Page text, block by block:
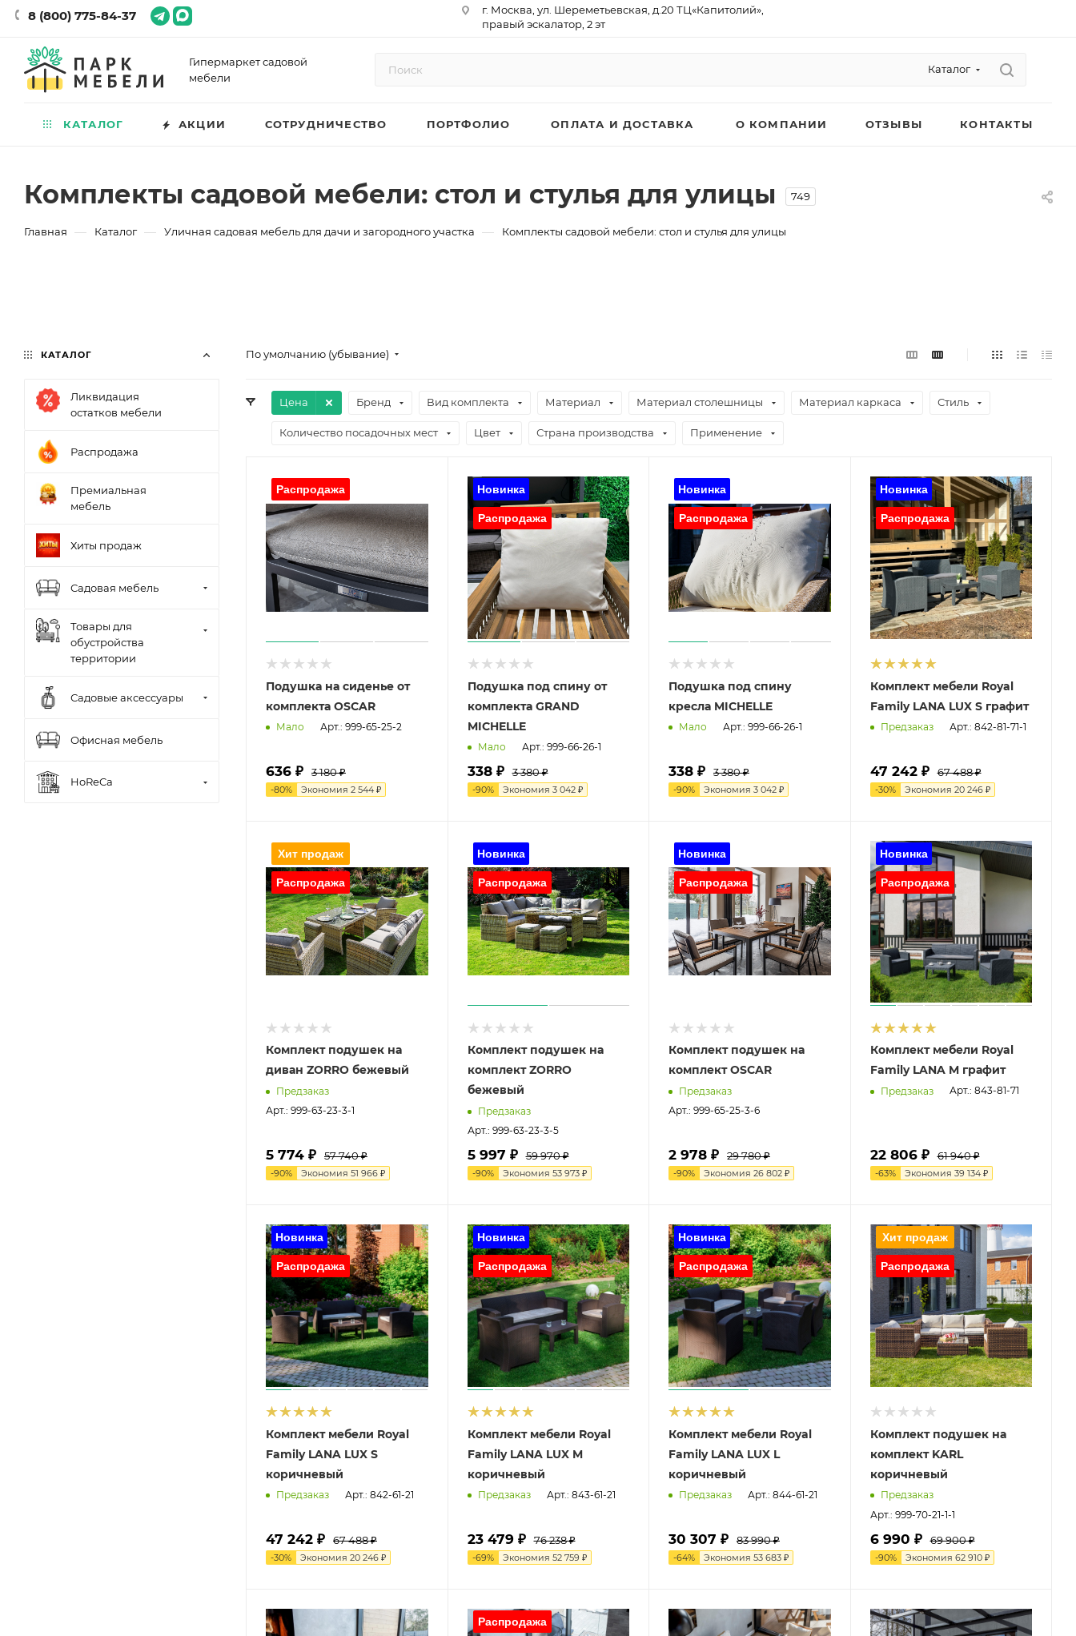
8 (800) 775-84-37
г. Москва, ул. Шереметьевская, д.20 ТЦ«Капитолий»,
правый эскалатор, 2 эт
р/сч 40702810410000761715
Гипермаркет садовой
мебели
Каталог
КАТАЛОГ АКЦИИ СОТРУДНИЧЕСТВО ПОРТФОЛИО ОПЛАТА И ДОСТАВКА О КОМПАНИИ ОТЗЫВЫ КОНТАКТЫ
Комплекты садовой мебели: стол и стулья для улицы 749
Главная — Каталог — Уличная садовая мебель для дачи и загородного участка — Комплекты садовой мебели: стол и стулья для улицы
По умолчанию (убывание)
Цена Бренд Вид комплекта Материал Материал столешницы Материал каркаса Стиль
Количество посадочных мест Цвет Страна производства Применение
Подушка на сиденье от
комплекта OSCAR
Мало Арт.: 999-65-25-2
636 ₽ 3 180 ₽
-80% Экономия 2 544 ₽
Подушка под спину от
комплекта GRAND
MICHELLE
Мало Арт.: 999-66-26-1
338₽ 3 380 ₽
-90% Экономия 3 042 ₽
Подушка под спину
кресла MICHELLE
Мало Арт.: 999-66-26-1
338 ₽ 3 380 ₽
-90% Экономия 3 042 ₽
Комплект мебели Royal
Family LANA LUX S графит
Предзаказ Арт.: 842-81-71-1
47 242 ₽ 67 488 ₽
-30% Экономия 20 246 ₽
Комплект подушек на
диван ZORRO бежевый
Предзаказ
Арт.: 999-63-23-3-1
5 774 ₽ 57 740 ₽
-90% Экономия 51 966 ₽
Комплект подушек на
комплект ZORRO
бежевый
Предзаказ
Арт.: 999-63-23-3-5
5 997 ₽ 59 970 ₽
-90% Экономия 53 973 ₽
Комплект подушек на
комплект OSCAR
Предзаказ
Арт.: 999-65-25-3-6
2 978 ₽ 29 780 ₽
-90% Экономия 26 802 ₽
Комплект мебели Royal
Family LANA M графит
Предзаказ Арт.: 843-81-71
22 806 ₽ 61 940 ₽
-63% Экономия 39 134 ₽
Комплект мебели Royal
Family LANA LUX S
коричневый
Предзаказ Арт.: 842-61-21
47 242 ₽ 67 488 ₽
-30% Экономия 20 246 ₽
Комплект мебели Royal
Family LANA LUX M
коричневый
Предзаказ Арт.: 843-61-21
23 479 ₽ 76 238 ₽
-69% Экономия 52 759 ₽
Комплект мебели Royal
Family LANA LUX L
коричневый
Предзаказ Арт.: 844-61-21
30 307 ₽ 83 990 ₽
-64% Экономия 53 683 ₽
Комплект подушек на
комплект KARL
коричневый
Предзаказ
Арт.: 999-70-21-1-1
6 990 ₽ 69 900 ₽
-90% Экономия 62 910 ₽
КАТАЛОГ
Ликвидация
остатков мебели
Распродажа
Премиальная
мебель
Хиты продаж
Садовая мебель
Товары для
обустройства
территории
Садовые аксессуары
Офисная мебель
HoReCa